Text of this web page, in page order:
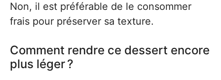
Non, il est préférable de le consommer
frais pour préserver sa texture.
Comment rendre ce dessert encore
plus léger ?